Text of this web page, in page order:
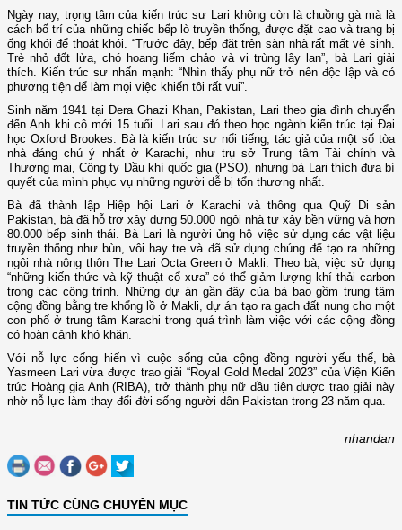
Ngày nay, trọng tâm của kiến trúc sư Lari không còn là chuồng gà mà là
cách bố trí của những chiếc bếp lò truyền thống, được đặt cao và trang bị
ống khói để thoát khói. “Trước đây, bếp đặt trên sàn nhà rất mất vệ sinh.
Trẻ nhỏ đốt lửa, chó hoang liếm chảo và vi trùng lây lan”, bà Lari giải
thích. Kiến trúc sư nhấn mạnh: “Nhìn thấy phụ nữ trở nên độc lập và có
phương tiện để làm mọi việc khiến tôi rất vui”.
Sinh năm 1941 tại Dera Ghazi Khan, Pakistan, Lari theo gia đình chuyển
đến Anh khi cô mới 15 tuổi. Lari sau đó theo học ngành kiến trúc tại Đại
học Oxford Brookes. Bà là kiến ​​trúc sư nổi tiếng, tác giả của một số tòa
nhà đáng chú ý nhất ở Karachi, như trụ sở Trung tâm Tài chính và
Thương mại, Công ty Dầu khí quốc gia (PSO), nhưng bà Lari thích đưa bí
quyết của mình phục vụ những người dễ bị tổn thương nhất.
Bà đã thành lập Hiệp hội Lari ở Karachi và thông qua Quỹ Di sản
Pakistan, bà đã hỗ trợ xây dựng 50.000 ngôi nhà tự xây bền vững và hơn
80.000 bếp sinh thái. Bà Lari là người ủng hộ việc sử dụng các vật liệu
truyền thống như bùn, vôi hay tre và đã sử dụng chúng để tạo ra những
ngôi nhà nông thôn The Lari Octa Green ở Makli. Theo bà, việc sử dụng
“những kiến thức và kỹ thuật cổ xưa” có thể giảm lượng khí thải carbon
trong các công trình. Những dự án gần đây của bà bao gồm trung tâm
cộng đồng bằng tre khổng lồ ở Makli, dự án tạo ra gạch đất nung cho một
con phố ở trung tâm Karachi trong quá trình làm việc với các cộng đồng
có hoàn cảnh khó khăn.
Với nỗ lực cống hiến vì cuộc sống của cộng đồng người yếu thế, bà
Yasmeen Lari vừa được trao giải “Royal Gold Medal 2023” của Viện Kiến
trúc Hoàng gia Anh (RIBA), trở thành phụ nữ đầu tiên được trao giải này
nhờ nỗ lực làm thay đổi đời sống người dân Pakistan trong 23 năm qua.
nhandan
TIN TỨC CÙNG CHUYÊN MỤC